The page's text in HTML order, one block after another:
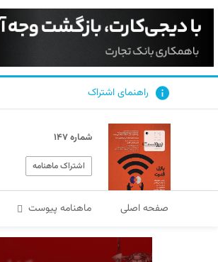
راهنمای اشتراک
شماره ۱۴۷
اشتراک ماهنامه
صفحه اصلی ماهنامه پیوست